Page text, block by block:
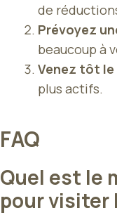
de
Prévoyez
beaucoup à
Venez tôt
plus actifs.
FAQ
Quel est le
pour visiter